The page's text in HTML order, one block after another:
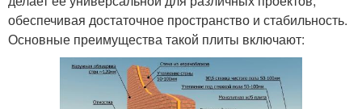
обеспечивая достаточное пространство и стабильность.
Основные преимущества такой плиты включают: